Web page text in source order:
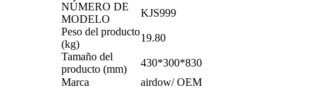
NÚMERO DE
MODELO
KJS999
Peso del producto
(kg)
19.80
Tamaño del
producto (mm)
430*300*830
Marca
airdow/ OEM